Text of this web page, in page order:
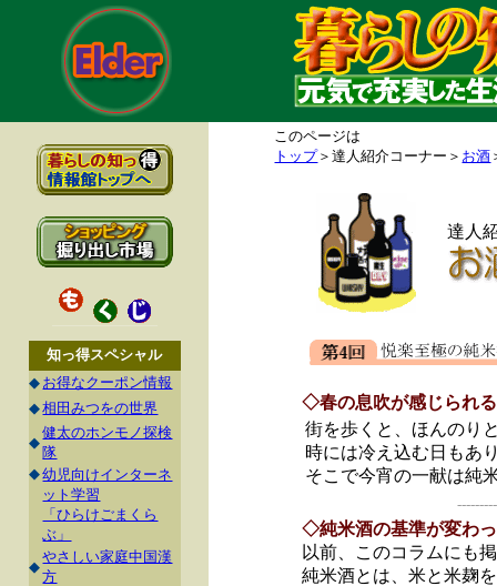
知っ得スペシャル
◆ お得なクーポン情報
◆相田みつをの世界
◆
健太のホンモノ探検
隊
◆幼児向けインターネ
ット学習
「ひらけごまくら
ぶ」
◆
やさしい家庭中国漢
方
このページは
トップ＞達人紹介コーナー＞ お酒
達人
◇春の息吹が感じられ
街を歩くと、ほんのり
時には冷え込む日もあ
そこで今宵の一献は純
◇純米酒の基準が変わ
以前、このコラムにも
純米酒とは、米と米麹